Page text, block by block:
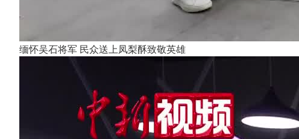
缅怀吴石将军 民众送上凤梨酥致敬英雄